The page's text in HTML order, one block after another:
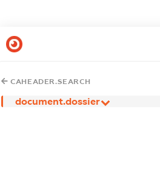
CAHEADER.SEARCH
document.dossier